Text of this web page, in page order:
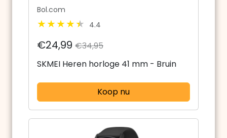
Bol.com
4.4
€24,99 €34,95
SKMEI Heren horloge 41 mm - Bruin
Koop nu